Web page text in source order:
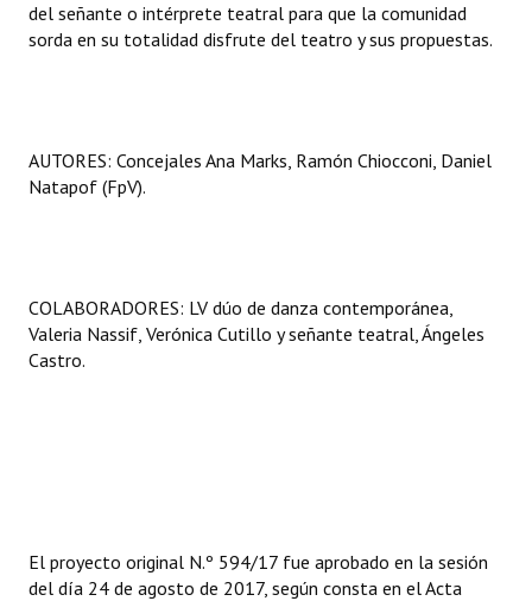
del señante o intérprete teatral para que la comunidad
sorda en su totalidad disfrute del teatro y sus propuestas.
AUTORES: Concejales Ana Marks, Ramón Chiocconi, Daniel
Natapof (FpV).
COLABORADORES: LV dúo de danza contemporánea,
Valeria Nassif, Verónica Cutillo y señante teatral, Ángeles
Castro.
El proyecto original N.º 594/17 fue aprobado en la sesión
del día 24 de agosto de 2017, según consta en el Acta